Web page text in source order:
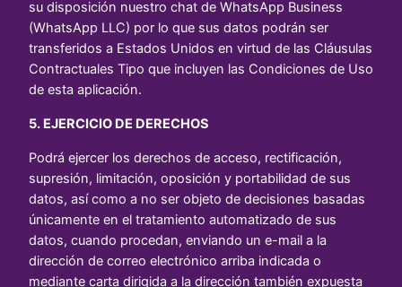
su disposición nuestro chat de WhatsApp Business
(WhatsApp LLC) por lo que sus datos podrán ser
transferidos a Estados Unidos en virtud de las Cláusulas
Contractuales Tipo que incluyen las Condiciones de Uso
de esta aplicación.
5. EJERCICIO DE DERECHOS
Podrá ejercer los derechos de acceso, rectificación,
supresión, limitación, oposición y portabilidad de sus
datos, así como a no ser objeto de decisiones basadas
únicamente en el tratamiento automatizado de sus
datos, cuando procedan, enviando un e-mail a la
dirección de correo electrónico arriba indicada o
mediante carta dirigida a la dirección también expuesta